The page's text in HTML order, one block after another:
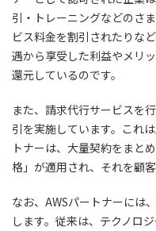
引・トレーニングなどのさ
ビス料金を割引されたりな
遇から享受した利益やメリ
還元しているのです。
また、請求代行サービスを
引を実施しています。これ
トナーは、大量契約をまと
格」が適用され、それを顧
なお、AWSパートナーには
します。従来は、テクノロ